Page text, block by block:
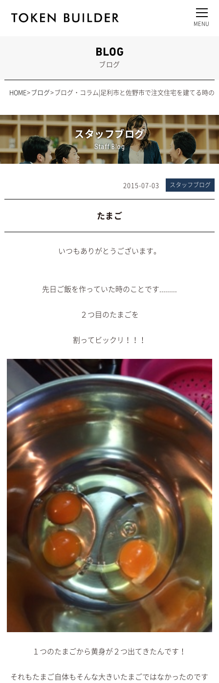
ブログ
HOME ブログ ブログ・コラム|足利市と佐野市で注文住宅を建てる時の
スタッフブログ
Staff Blog
2015-07-03 スタッフブログ
たまご
いつもありがとうございます。
先日ご飯を作っていた時のことです.........
２つ目のたまごを
割ってビックリ！！！
１つのたまごから黄身が２つ出てきたんです！
それもたまご自体もそんな大きいたまごではなかったのです